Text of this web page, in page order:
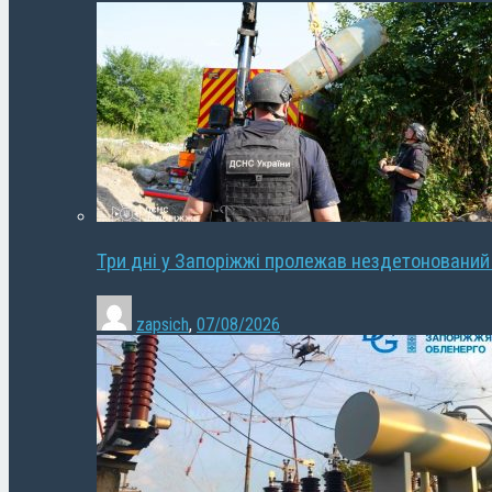
Три дні у Запоріжжі пролежав
zapsich, 07/08/2026